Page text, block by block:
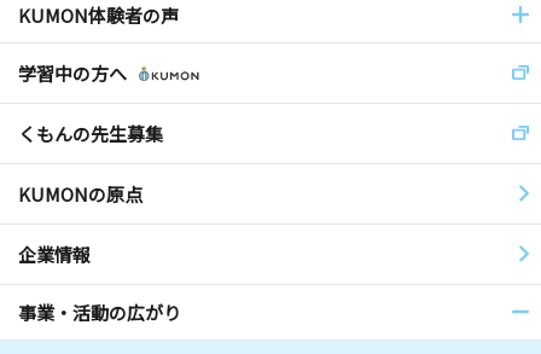
KUMON体験者の声
学習中の方へ
くもんの先生募集
KUMONの原点
企業情報
事業・活動の広がり